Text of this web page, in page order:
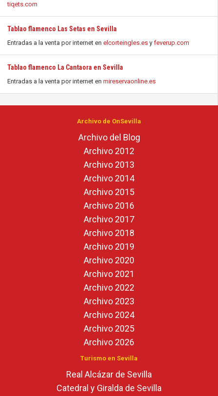
tiqets.com
Tablao flamenco Las Setas en Sevilla
Entradas a la venta por internet en elcorteingles.es y feverup.com
Tablao flamenco La Cantaora en Sevilla
Entradas a la venta por internet en mireservaonline.es
Archivo de OnSevilla
Archivo del Blog
Archivo 2012
Archivo 2013
Archivo 2014
Archivo 2015
Archivo 2016
Archivo 2017
Archivo 2018
Archivo 2019
Archivo 2020
Archivo 2021
Archivo 2022
Archivo 2023
Archivo 2024
Archivo 2025
Archivo 2026
Turismo en Sevilla
Real Alcázar de Sevilla
Catedral y Giralda de Sevilla